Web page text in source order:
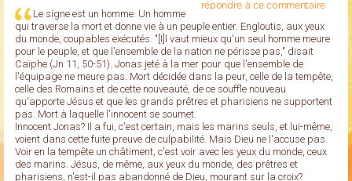
répondre à ce commentaire
Le signe est un homme. Un homme
qui traverse la mort et donne vie à un peuple entier. Engloutis, aux yeux
du monde, coupables exécutés. "[I]l vaut mieux qu'un seul homme meure
pour le peuple, et que l'ensemble de la nation ne périsse pas," disait
Caïphe (Jn 11, 50-51). Jonas jeté à la mer pour que l'ensemble de
l'équipage ne meure pas. Mort décidée dans la peur, celle de la tempête,
celle des Romains et de cette nouveauté, de ce souffle nouveau
qu'apporte Jésus et que les grands prêtres et pharisiens ne supportent
pas. Mort à laquelle l'innocent se soumet.
Innocent Jonas? Il a fui, c'est certain, mais les marins seuls, et lui-même,
voient dans cette fuite preuve de culpabilité. Mais Dieu ne l'accuse pas.
Voir en la tempête un châtiment, c'est voir avec les yeux du monde, ceux
des marins. Jésus, de même, aux yeux du monde, des prêtres et
pharisiens, n'est-il pas abandonné de Dieu, mourant sur la croix?